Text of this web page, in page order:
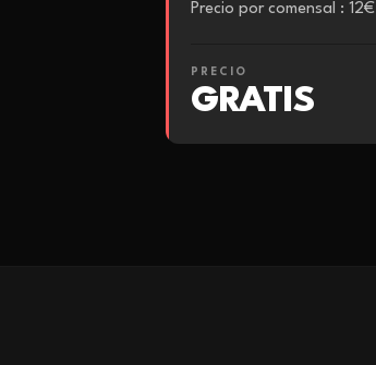
Precio por comensal : 12€
PRECIO
GRATIS